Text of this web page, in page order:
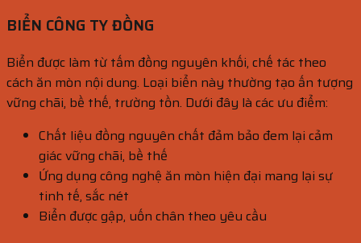
BIỂN CÔNG TY ĐỒNG
Biển được làm từ tấm đồng nguyên khối, chế tác theo
cách ăn mòn nội dung. Loại biển này thường tạo ấn tượng
vững chãi, bề thế, trường tồn. Dưới đây là các ưu điểm:
Chất liệu đồng nguyên chất đảm bảo đem lại cảm
giác vững chãi, bề thế
Ứng dụng công nghệ ăn mòn hiện đại mang lại sự
tinh tế, sắc nét
Biển được gập, uốn chân theo yêu cầu